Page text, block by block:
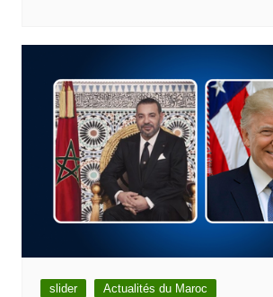
slider Actualités du Maroc